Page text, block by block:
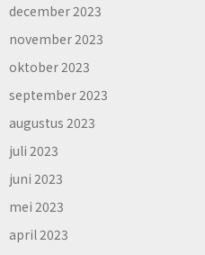
december 2023
november 2023
oktober 2023
september 2023
augustus 2023
juli 2023
juni 2023
mei 2023
april 2023